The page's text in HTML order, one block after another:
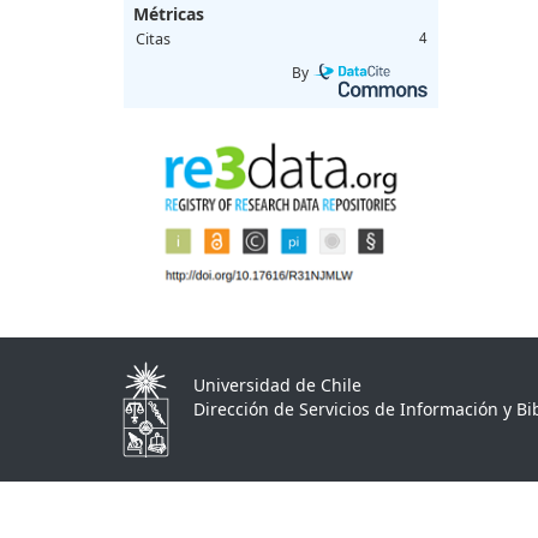
Métricas
Citas 4
By
Universidad de Chile
Dirección de Servicios de Información y